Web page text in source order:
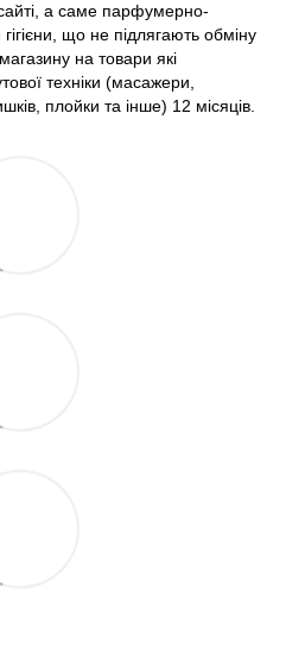
а саме парфумерно-
що не підлягають обміну
на товари які
техніки (масажери,
плойки та інше) 12 місяців.